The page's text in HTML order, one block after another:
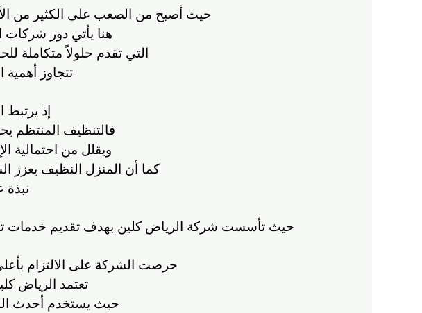
حيث أصبح من الصعب على الكثير من
هنا يأتي دور
التي تقدم حلولاً متكاملة
تتجاوز
إذ يرتبط
فالتنظيف المنتظم يحد
ويقلل من احتمالية
كما أن المنزل النظيف يعزز
حيث تأسست شركة الرياض كلين بهدف تقديم خدمات
حرصت الشركة على الالتزام
تعتمد الرياض
حيث يستخدم أحدث